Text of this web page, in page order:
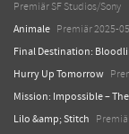
Premiär SF Studios/Sony
Animale Premiär 2025-
Final Destination:
Hurry Up Tomorrow
Mission: Impossible –
Lilo &amp; Stitch